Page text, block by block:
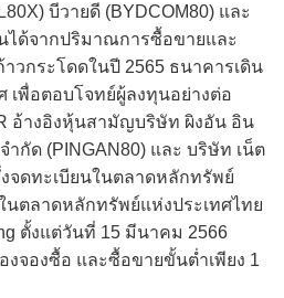
บีวายดี (BYDCOM80) และ
ได้จากปริมาณการซื้อขายและ
วกระโดดในปี 2565 ธนาคารเดิน
เพื่อตอบโจทย์ผู้ลงทุนอย่างต่อ
อ้างอิงหุ้นสามัญบริษัท ผิงอัน อิน
กัด (PINGAN80) และ บริษัท เน็ต
จดทะเบียนในตลาดหลักทรัพย์
นตลาดหลักทรัพย์แห่งประเทศไทย
ตั้งแต่วันที่ 15 มีนาคม 2566
งจองซื้อ และซื้อขายขั้นต่ำเพียง 1